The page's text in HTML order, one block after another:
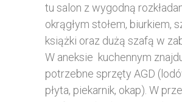
tu salon z wygodną
okrągłym stołem, biurkiem,
książki oraz dużą szafą w
W aneksie kuchennym
potrzebne sprzęty AGD
płyta, piekarnik, okap). W